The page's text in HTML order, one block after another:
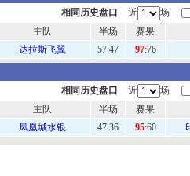
相同历史盘口
近
场
主队 半场
赛果
达拉斯飞翼 57:47 97:76
相同历史盘口
近
场
主队 半场
赛果
凤凰城水银 47:36 95:60